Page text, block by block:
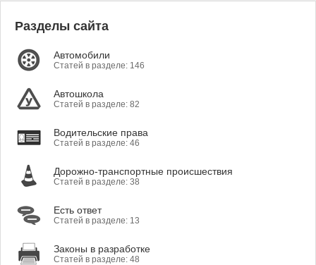
Разделы сайта
Автомобили
Статей в разделе: 146
Автошкола
Статей в разделе: 82
Водительские права
Статей в разделе: 46
Дорожно-транспортные происшествия
Статей в разделе: 38
Есть ответ
Статей в разделе: 13
Законы в разработке
Статей в разделе: 48